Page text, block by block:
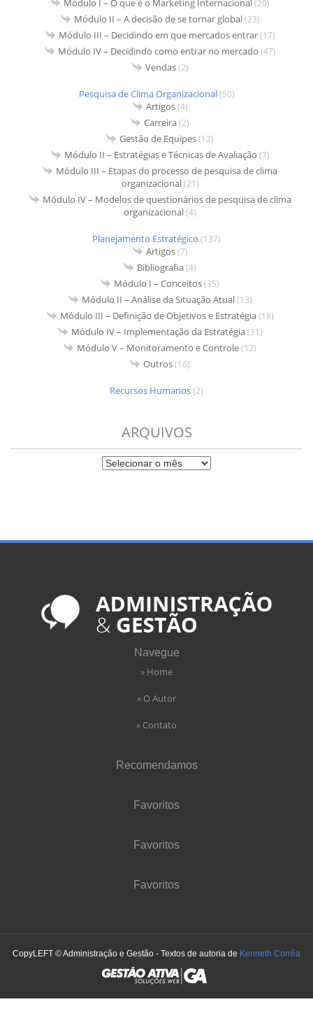
Módulo I – O que é o Marketing Internacional (20)
Módulo II – A decisão de se tornar global(23)
Módulo III – Decidindo em que mercados entrar(17)
Módulo IV – Decidindo como entrar no mercado (47)
Vendas(2)
Pesquisa de Clima Organizacional(50)
Artigos(4)
Carreira(2)
Gestão de Equipes(12)
Módulo II – Estratégias e Técnicas de Avaliação (7)
Módulo III – Etapas do processo de pesquisa de clima
organizacional(21)
Módulo IV – Modelos de questionários de pesquisa de clima
organizacional(4)
Planejamento Estratégico (137)
Artigos(7)
Bibliografia(4)
Módulo I – Conceitos(35)
Módulo II – Análise da Situação Atual(13)
Módulo III – Definição de Objetivos e Estratégia(18)
Módulo IV – Implementação da Estratégia(31)
Módulo V – Monitoramento e Controle(12)
Outros(16)
Recursos Humanos(2)
ARQUIVOS
Navegue
» Home
» O Autor
» Contato
Recomendamos
Favoritos
Favoritos
Favoritos
CopyLEFT © Administração e Gestão - Textos de autoria de Kenneth Corrêa